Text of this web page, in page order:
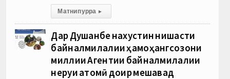
Матни пурра ▸
Дар Душанбе нахустин нишасти
байналмилалии ҳамоҳангсозони
миллии Агентии байналмилалии
неруи атомӣ доир мешавад